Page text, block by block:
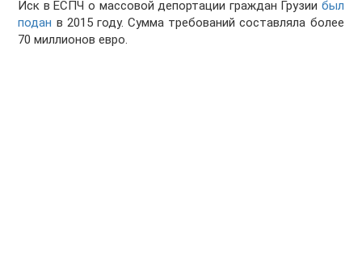
Иск в ЕСПЧ о массовой депортации граждан Грузии был
подан в 2015 году. Сумма требований составляла более
70 миллионов евро.